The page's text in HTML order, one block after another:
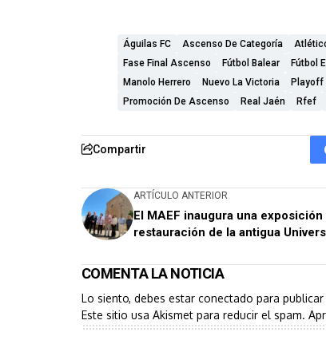
Águilas FC Ascenso De Categoría
Fase Final Ascenso
Fútbol Balear Fútbol
Manolo Herrero
Nuevo La Victoria Playoff
Promoción De Ascenso
Real Jaén Rfef
Compartir
ARTÍCULO ANTERIOR
El MAEF inaugura una
restauración de la antigua
COMENTA LA NOTICIA
Lo siento, debes estar conectado para
Este sitio usa Akismet para reducir el spam.